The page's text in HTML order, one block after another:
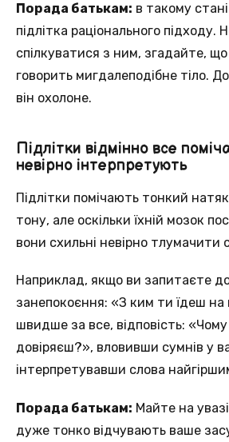
Порада батькам: в такому
підлітка раціонального підходу.
спілкуватися з ним, згадайте, що
говорить мигдалеподібне тіло.
він охолоне.
Підлітки відмінно все
невірно інтерпретують
Підлітки помічають тонкий натяк
тону, але оскільки їхній мозок
вони схильні невірно тлумачити
Наприклад, якщо ви запитаєте
занепокоєння: «З ким ти їдеш на
швидше за все, відповість:
довіряєш?», вловивши сумнів у
інтерпретувавши слова
Порада батькам: Майте на
дуже тонко відчувають ваше